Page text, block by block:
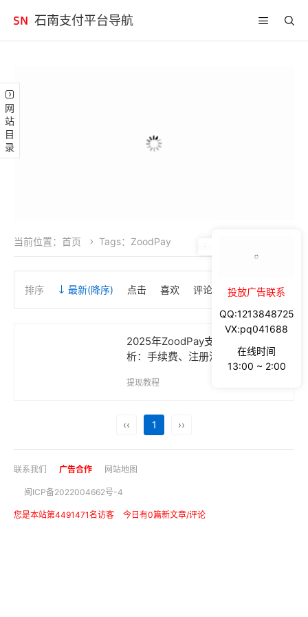
石南支付平台导航
网站目录
当前位置： 首页 Tags：ZoodPay
排序 最新(降序) 点击 喜欢 评论
2025年ZoodPay支付平台全解
析：手续费、注册流程与提现指南
提现教程
‹‹ 1 ››
联系我们 广告合作 网站地图
闽ICP备2022004662号-4
您是本站第4491471名访客 今日有0篇新文章/评论
投放广告联系
QQ:1213848725
VX:pq041688
在线时间
13:00 ~ 2:00